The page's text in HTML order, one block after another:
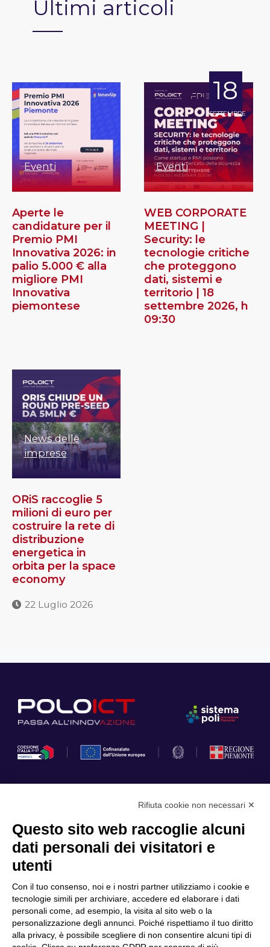
Ultimi articoli
Eventi
Aperte le
candidature per il
Premio PMI
Innovativa 2026: in
palio 5.000 € alla
migliore PMI
Innovativa
piemontese
18
SETTEMBRE
Eventi
WEB CORPORATE
MEETING |
Security: le
tecnologie critiche
che proteggono
dati, sistemi e
territorio | 18
settembre 2026, h
09:30
News delle
imprese
ORiS raccoglie 5
milioni di euro per
costruire la rete di
distribuzione
energetica in
orbita per la space
economy
22 Luglio 2026
Cookie Policy
Scopri il Polo
Partner
Finanziamenti e bandi
Internazionalizzazione
News & Eventi
Privacy
Rifiuta cookie non necessari ✕
Questo sito web raccoglie alcuni
dati personali dei visitatori e
utenti
Con il tuo consenso, noi e i nostri partner utilizziamo i cookie e
tecnologie simili per archiviare, accedere ed elaborare i dati
personali come, ad esempio, la visita al sito web o la
personalizzazione degli annunci. Poiché rispettiamo il tuo diritto
alla privacy, è possibile scegliere di non consentire alcuni tipi di